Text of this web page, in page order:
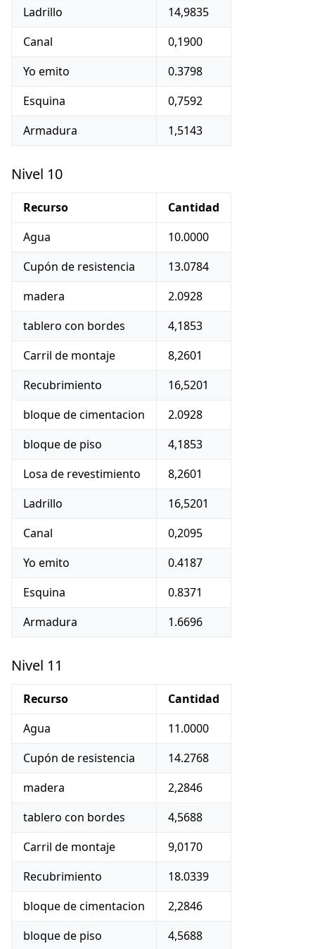
Ladrillo
14,9835
Canal
0,1900
Yo emito
0.3798
Esquina
0,7592
Armadura
1,5143
Nivel 10
Recurso
Cantidad
Agua
10.0000
Cupón de resistencia
13.0784
madera
2.0928
tablero con bordes
4,1853
Carril de montaje
8,2601
Recubrimiento
16,5201
bloque de cimentacion
2.0928
bloque de piso
4,1853
Losa de revestimiento
8,2601
Ladrillo
16,5201
Canal
0,2095
Yo emito
0.4187
Esquina
0.8371
Armadura
1.6696
Nivel 11
Recurso
Cantidad
Agua
11.0000
Cupón de resistencia
14.2768
madera
2,2846
tablero con bordes
4,5688
Carril de montaje
9,0170
Recubrimiento
18.0339
bloque de cimentacion
2,2846
bloque de piso
4,5688